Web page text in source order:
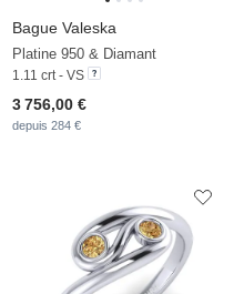
Bague Valeska
Platine 950 & Diamant
1.11 crt - VS
3 756,00 €
depuis 284 €